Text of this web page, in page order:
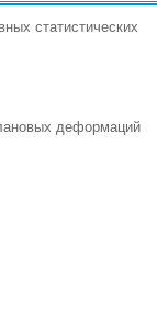
статистических
деформаций